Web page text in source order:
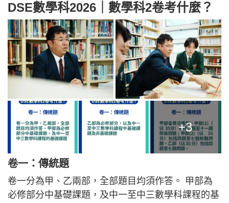
DSE數學科2026｜數學科2卷考什麼？
+3
卷一：傳統題
卷一分為甲、乙兩部，全部題目均須作答。 甲部為
必修部分中基礎課題，及中一至中三數學科課程的基